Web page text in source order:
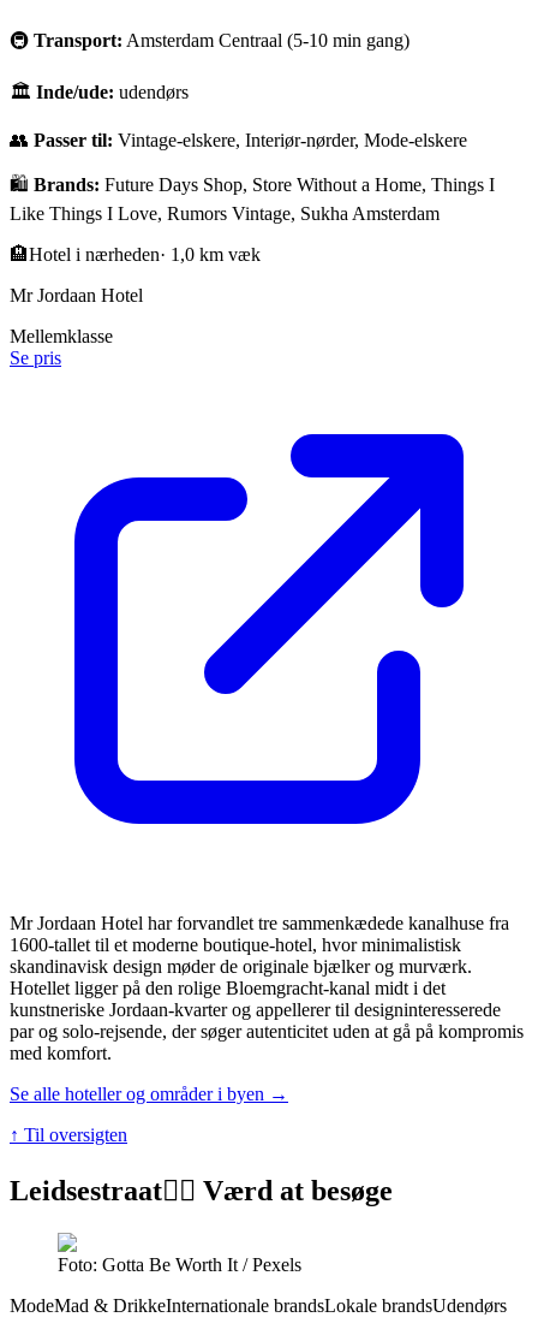
🚇 Transport: Amsterdam Centraal (5-10 min gang)
🏛 Inde/ude: udendørs
👥 Passer til: Vintage-elskere, Interiør-nørder, Mode-elskere
🛍️ Brands: Future Days Shop, Store Without a Home, Things I
Like Things I Love, Rumors Vintage, Sukha Amsterdam
🏨Hotel i nærheden· 1,0 km væk
Mr Jordaan Hotel
Mellemklasse
Se pris
Mr Jordaan Hotel har forvandlet tre sammenkædede kanalhuse fra
1600-tallet til et moderne boutique-hotel, hvor minimalistisk
skandinavisk design møder de originale bjælker og murværk.
Hotellet ligger på den rolige Bloemgracht-kanal midt i det
kunstneriske Jordaan-kvarter og appellerer til designinteresserede
par og solo-rejsende, der søger autenticitet uden at gå på kompromis
med komfort.
Se alle hoteller og områder i byen →
↑ Til oversigten
Leidsestraat👍🏼 Værd at besøge
Foto: Gotta Be Worth It / Pexels
ModeMad & DrikkeInternationale brandsLokale brandsUdendørs